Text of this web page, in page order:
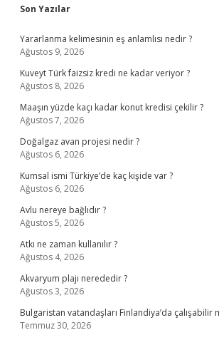
Sidebar
Son Yazılar
Yararlanma kelimesinin eş anlamlısı nedir ?
Ağustos 9, 2026
Kuveyt Türk faizsiz kredi ne kadar veriyor ?
Ağustos 8, 2026
Maaşın yüzde kaçı kadar konut kredisi çekilir ?
Ağustos 7, 2026
Doğalgaz avan projesi nedir ?
Ağustos 6, 2026
Kumsal ismi Türkiye’de kaç kişide var ?
Ağustos 6, 2026
Avlu nereye bağlıdır ?
Ağustos 5, 2026
Atkı ne zaman kullanılır ?
Ağustos 4, 2026
Akvaryum plajı nerededir ?
Ağustos 3, 2026
Bulgaristan vatandaşları Finlandiya’da çalışabilir
Temmuz 30, 2026